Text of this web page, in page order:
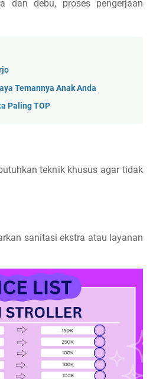
dan debu, proses pengerjaan
Temannya Anak Anda
Paling TOP
teknik khusus agar tidak
sanitasi ekstra atau layanan